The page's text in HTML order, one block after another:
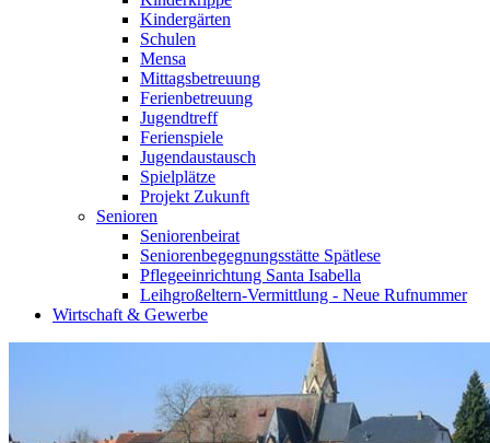
Kindergärten
Schulen
Mensa
Mittagsbetreuung
Ferienbetreuung
Jugendtreff
Ferienspiele
Jugendaustausch
Spielplätze
Projekt Zukunft
Senioren
Seniorenbeirat
Seniorenbegegnungsstätte Spätlese
Pflegeeinrichtung Santa Isabella
Leihgroßeltern-Vermittlung - Neue Rufnummer
Wirtschaft & Gewerbe